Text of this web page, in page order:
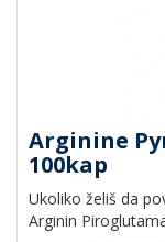
Arginine
100kap
Ukoliko želiš da
Arginin